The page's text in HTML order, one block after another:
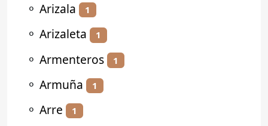
⚬ Arizala 1
⚬ Arizaleta 1
⚬ Armenteros 1
⚬ Armuña 1
⚬ Arre 1